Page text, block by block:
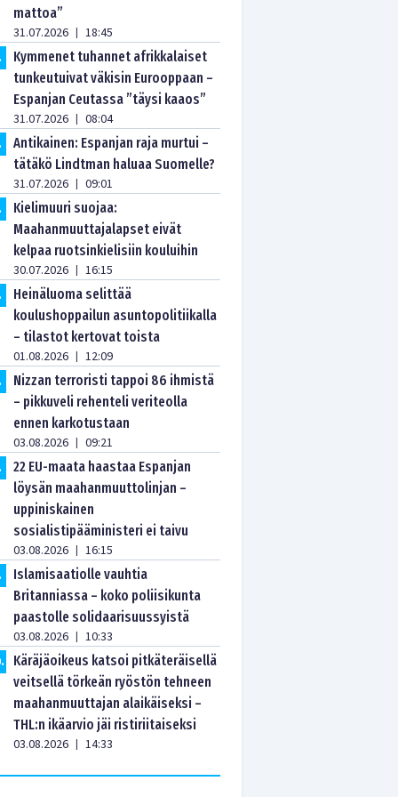
mattoa”
31.07.2026 | 18:45
.
Kymmenet tuhannet afrikkalaiset
tunkeutuivat väkisin Eurooppaan –
Espanjan Ceutassa ”täysi kaaos”
31.07.2026 | 08:04
Antikainen: Espanjan raja murtui –
tätäkö Lindtman haluaa Suomelle?
31.07.2026 | 09:01
Kielimuuri suojaa:
Maahanmuuttajalapset eivät
kelpaa ruotsinkielisiin kouluihin
30.07.2026 | 16:15
Heinäluoma selittää
koulushoppailun asuntopolitiikalla
– tilastot kertovat toista
01.08.2026 | 12:09
Nizzan terroristi tappoi 86 ihmistä
– pikkuveli rehenteli veriteolla
ennen karkotustaan
03.08.2026 | 09:21
22 EU-maata haastaa Espanjan
löysän maahanmuuttolinjan –
uppiniskainen
sosialistipääministeri ei taivu
03.08.2026 | 16:15
Islamisaatiolle vauhtia
Britanniassa – koko poliisikunta
paastolle solidaarisuussyistä
03.08.2026 | 10:33
.
Käräjäoikeus katsoi pitkäteräisellä
veitsellä törkeän ryöstön tehneen
maahanmuuttajan alaikäiseksi –
THL:n ikäarvio jäi ristiriitaiseksi
03.08.2026 | 14:33